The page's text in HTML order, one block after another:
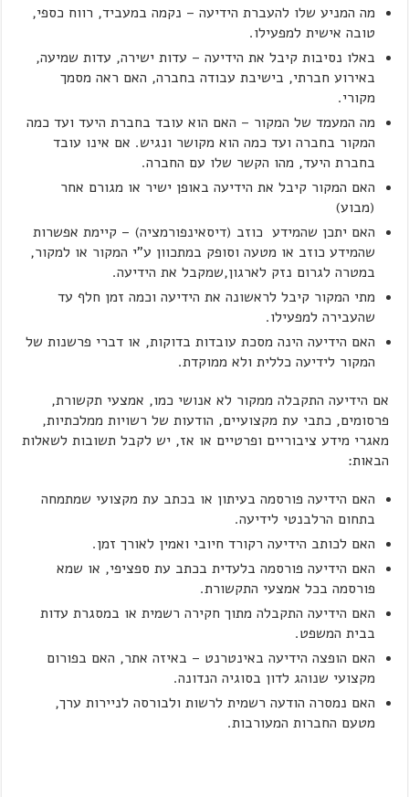
מה המניע שלו להעברת הידיעה – נקמה במעביד, רווח כספי,
טובה אישית למפעילו.
באלו נסיבות קיבל את הידיעה – עדות ישירה, עדות שמיעה,
באירוע חברתי, בישיבת עבודה בחברה, האם ראה מסמך
מקורי.
מה המעמד של המקור – האם הוא עובד בחברת היעד ועד כמה
המקור בחברה ועד כמה הוא מקושר ונגיש. אם אינו עובד
בחברת היעד, מהו הקשר שלו עם החברה.
האם המקור קיבל את הידיעה באופן ישיר או מגורם אחר
(מבוע)
האם יתכן שהמידע כוזב (דיסאינפורמציה) – קיימת אפשרות
שהמידע כוזב או מטעה וסופק במתכוון ע"י המקור או למקור,
במטרה לגרום נזק לארגון,שמקבל את הידיעה.
מתי המקור קיבל לראשונה את הידיעה וכמה זמן חלף עד
שהעבירה למפעילו.
האם הידיעה הינה מסכת עובדות בדוקות, או דברי פרשנות של
המקור לידיעה כללית ולא ממוקדת.
אם הידיעה התקבלה ממקור לא אנושי כמו, אמצעי תקשורת,
פרסומים, כתבי עת מקצועיים, הודעות של רשויות ממלכתיות,
מאגרי מידע ציבוריים ופרטיים או אז, יש לקבל תשובות לשאלות
הבאות:
האם הידיעה פורסמה בעיתון או בכתב עת מקצועי שמתמחה
בתחום הרלבנטי לידיעה.
האם לכותב הידיעה רקורד חיובי ואמין לאורך זמן.
האם הידיעה פורסמה בלעדית בכתב עת ספציפי, או שמא
פורסמה בכל אמצעי התקשורת.
האם הידיעה התקבלה מתוך חקירה רשמית או במסגרת עדות
בבית המשפט.
האם הופצה הידיעה באינטרנט – באיזה אתר, האם בפורום
מקצועי שנוהג לדון בסוגיה הנדונה.
האם נמסרה הודעה רשמית לרשות ולבורסה לניירות ערך,
מטעם החברות המעורבות.